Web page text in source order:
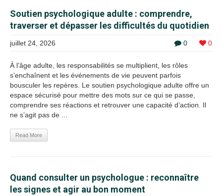
Soutien psychologique adulte : comprendre,
traverser et dépasser les difficultés du quotidien
0 0
juillet 24, 2026
À l’âge adulte, les responsabilités se multiplient, les rôles
s’enchaînent et les événements de vie peuvent parfois
bousculer les repères. Le soutien psychologique adulte offre un
espace sécurisé pour mettre des mots sur ce qui se passe,
comprendre ses réactions et retrouver une capacité d’action. Il
ne s’agit pas de ...
Read More
Quand consulter un psychologue : reconnaître
les signes et agir au bon moment